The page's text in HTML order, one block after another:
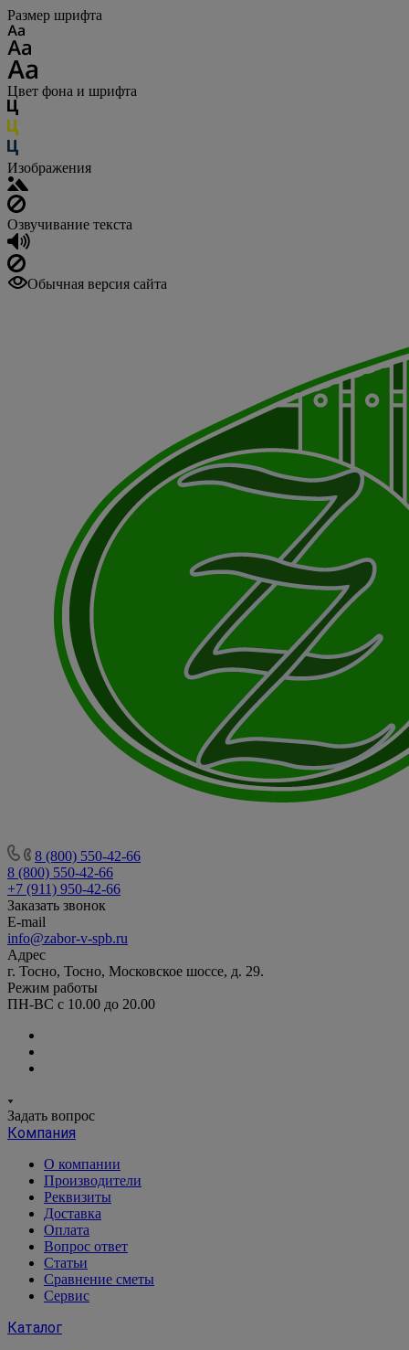
Размер шрифта
Цвет фона и шрифта
Изображения
Озвучивание текста
Обычная версия сайта
8 (800) 550-42-66
8 (800) 550-42-66
+7 (911) 950-42-66
Заказать звонок
E-mail
info@zabor-v-spb.ru
Адрес
г. Тосно, Тосно, Московское шоссе, д. 29.
Режим работы
ПН-ВС с 10.00 до 20.00
Задать вопрос
Компания
О компании
Производители
Реквизиты
Доставка
Оплата
Вопрос ответ
Статьи
Сравнение сметы
Сервис
Каталог